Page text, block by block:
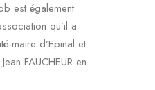
est également
qu’il a
maire d’Epinal et
FAUCHEUR en